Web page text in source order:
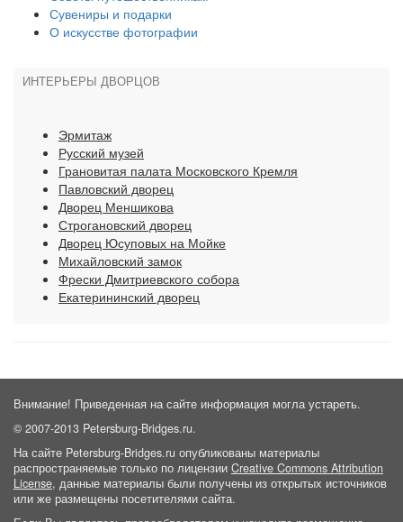
Сувениры и подарки
О искусстве фотографии
ИНТЕРЬЕРЫ ДВОРЦОВ
Эрмитаж
Русский музей
Грановитая палата Московского Кремля
Павловский дворец
Дворец Меншикова
Строгановский дворец
Дворец Юсуповых на Мойке
Михайловский замок
Фрески Дмитриевского собора
Екатерининский дворец
Внимание! Приведенная на сайте информация могла устареть.
© 2007-2013 Petersburg-Bridges.ru.
На сайте Petersburg-Bridges.ru опубликованы материалы
распространяемые только по лицензии Creative Commons Attribution
License, данные материалы были получены из открытых источников
или же размещены посетителями сайта.